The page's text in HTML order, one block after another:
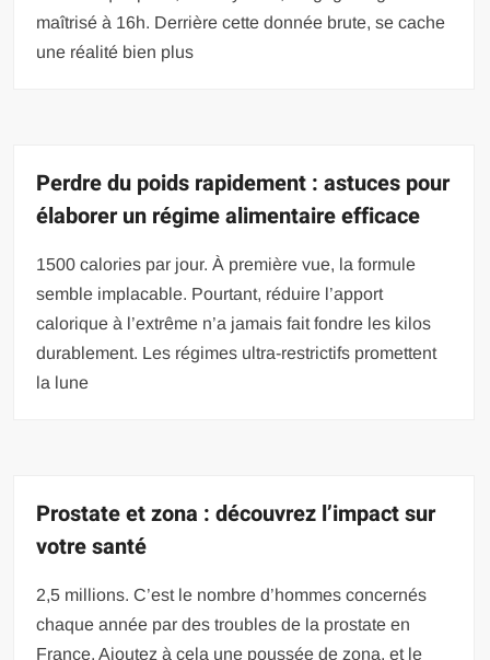
maîtrisé à 16h. Derrière cette donnée brute, se cache
une réalité bien plus
Perdre du poids rapidement : astuces pour
élaborer un régime alimentaire efficace
1500 calories par jour. À première vue, la formule
semble implacable. Pourtant, réduire l’apport
calorique à l’extrême n’a jamais fait fondre les kilos
durablement. Les régimes ultra-restrictifs promettent
la lune
Prostate et zona : découvrez l’impact sur
votre santé
2,5 millions. C’est le nombre d’hommes concernés
chaque année par des troubles de la prostate en
France. Ajoutez à cela une poussée de zona, et le